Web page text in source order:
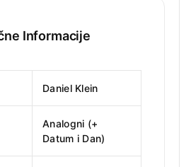
Informacije
Daniel Klein
Analogni (+
Datum i Dan)